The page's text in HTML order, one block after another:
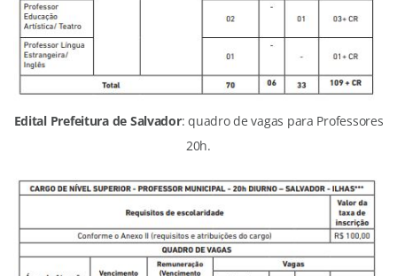
Edital Prefeitura de Salvador: quadro de vagas para Professores
20h.